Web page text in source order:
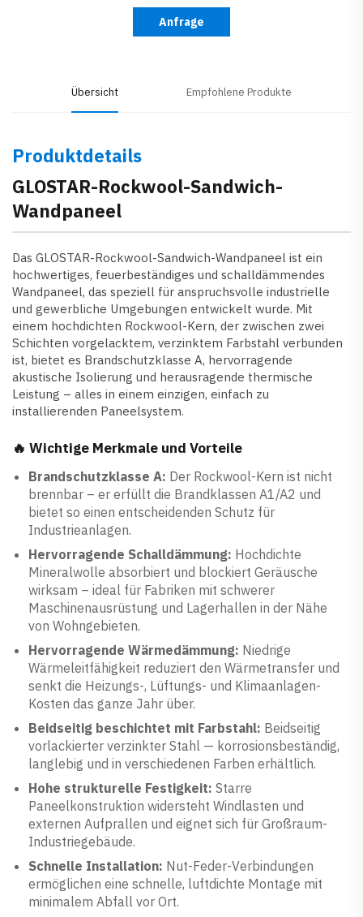
Anfrage
Übersicht Empfohlene Produkte
Produktdetails
GLOSTAR-Rockwool-Sandwich-
Wandpaneel
Das GLOSTAR-Rockwool-Sandwich-Wandpaneel ist ein
hochwertiges, feuerbeständiges und schalldämmendes
Wandpaneel, das speziell für anspruchsvolle industrielle
und gewerbliche Umgebungen entwickelt wurde. Mit
einem hochdichten Rockwool-Kern, der zwischen zwei
Schichten vorgelacktem, verzinktem Farbstahl verbunden
ist, bietet es Brandschutzklasse A, hervorragende
akustische Isolierung und herausragende thermische
Leistung – alles in einem einzigen, einfach zu
installierenden Paneelsystem.
🔥 Wichtige Merkmale und Vorteile
Brandschutzklasse A: Der Rockwool-Kern ist nicht
brennbar – er erfüllt die Brandklassen A1/A2 und
bietet so einen entscheidenden Schutz für
Industrieanlagen.
Hervorragende Schalldämmung: Hochdichte
Mineralwolle absorbiert und blockiert Geräusche
wirksam – ideal für Fabriken mit schwerer
Maschinenausrüstung und Lagerhallen in der Nähe
von Wohngebieten.
Hervorragende Wärmedämmung: Niedrige
Wärmeleitfähigkeit reduziert den Wärmetransfer und
senkt die Heizungs-, Lüftungs- und Klimaanlagen-
Kosten das ganze Jahr über.
Beidseitig beschichtet mit Farbstahl: Beidseitig
vorlackierter verzinkter Stahl — korrosionsbeständig,
langlebig und in verschiedenen Farben erhältlich.
Hohe strukturelle Festigkeit: Starre
Paneelkonstruktion widersteht Windlasten und
externen Aufprallen und eignet sich für Großraum-
Industriegebäude.
Schnelle Installation: Nut-Feder-Verbindungen
ermöglichen eine schnelle, luftdichte Montage mit
minimalem Abfall vor Ort.